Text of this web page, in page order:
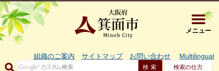
大阪府箕
メニュー
組織のご案内 サイトマップ お問い合わせ Multilingual
検索の仕方